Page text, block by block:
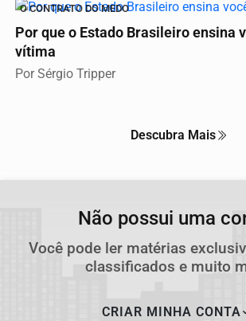
O CONTRATO DO MEDO
Por que o Estado Brasileiro ensina
vítima
Por Sérgio Tripper
Descubra Mais
Não possui uma
Você pode ler matérias
classificados e muito
CRIAR MINHA CONTA